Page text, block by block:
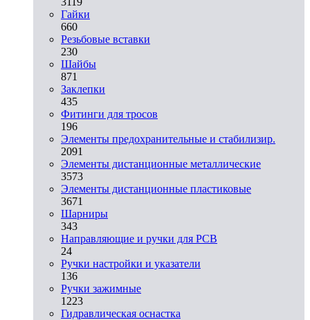
Гайки
660
Резьбовые вставки
230
Шайбы
871
Заклепки
435
Фитинги для тросов
196
Элементы предохранительные и стабилизир.
2091
Элементы дистанционные металлические
3573
Элементы дистанционные пластиковые
3671
Шарниры
343
Направляющие и ручки для PCB
24
Ручки настройки и указатели
136
Ручки зажимные
1223
Гидравлическая оснастка